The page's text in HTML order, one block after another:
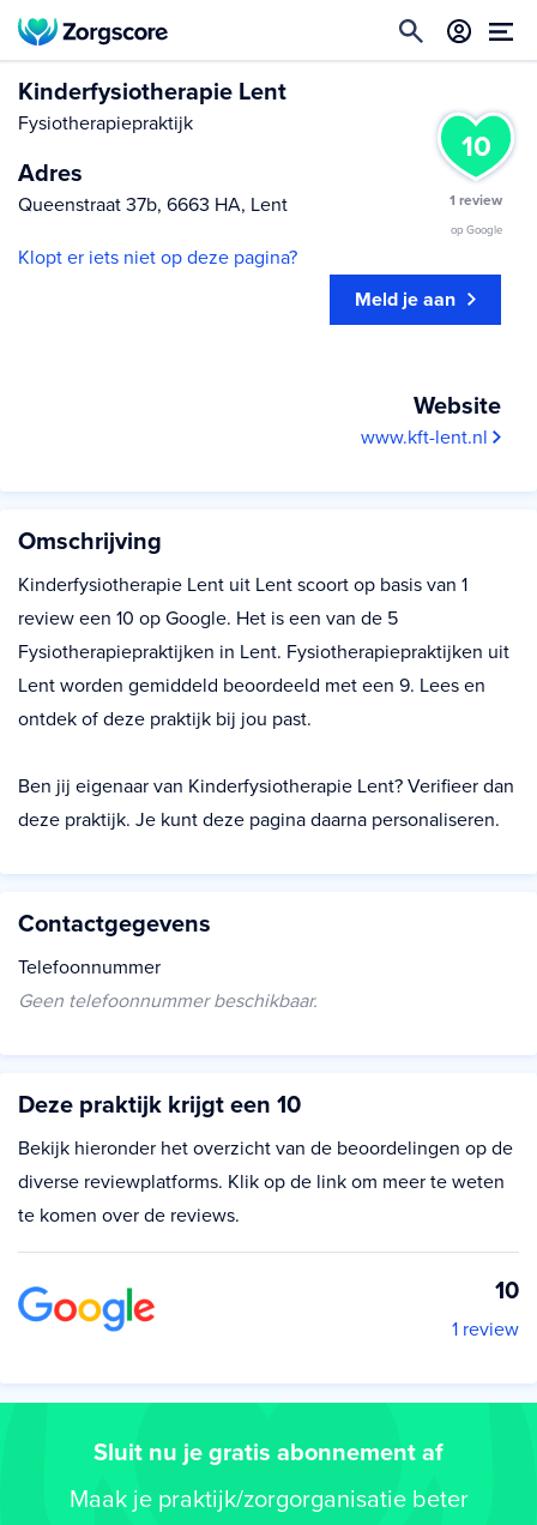
10
1 review
op Google
Kinderfysiotherapie Lent
Fysiotherapiepraktijk
Adres
Queenstraat 37b, 6663 HA, Lent
Klopt er iets niet op deze pagina?
Meld je aan
Website
www.kft-lent.nl
Omschrijving
Kinderfysiotherapie Lent uit Lent scoort op basis van 1
review een 10 op Google. Het is een van de 5
Fysiotherapiepraktijken in Lent. Fysiotherapiepraktijken uit
Lent worden gemiddeld beoordeeld met een 9. Lees en
ontdek of deze praktijk bij jou past.
Ben jij eigenaar van Kinderfysiotherapie Lent? Verifieer dan
deze praktijk. Je kunt deze pagina daarna personaliseren.
Contactgegevens
Telefoonnummer
Geen telefoonnummer beschikbaar.
Deze praktijk krijgt een 10
Bekijk hieronder het overzicht van de beoordelingen op de
diverse reviewplatforms. Klik op de link om meer te weten
te komen over de reviews.
10
1 review
Sluit nu je gratis abonnement af
Maak je praktijk/zorgorganisatie beter